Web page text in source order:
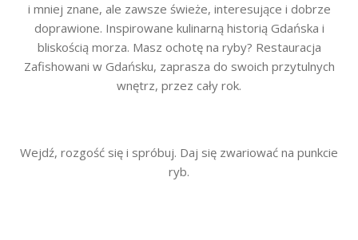
i mniej znane, ale zawsze świeże, interesujące i dobrze
doprawione. Inspirowane kulinarną historią Gdańska i
bliskością morza. Masz ochotę na ryby? Restauracja
Zafishowani w Gdańsku, zaprasza do swoich przytulnych
wnętrz, przez cały rok.
Wejdź, rozgość się i spróbuj. Daj się zwariować na punkcie
ryb.